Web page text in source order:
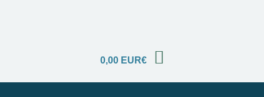
0,00 EUR€